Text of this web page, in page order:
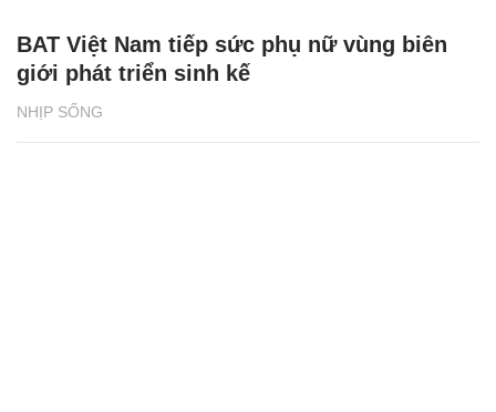
NHỊP SỐNG
BAT Việt Nam tiếp sức phụ nữ vùng biên
giới phát triển sinh kế